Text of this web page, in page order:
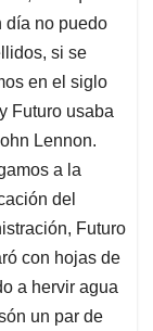
día no puedo
si se
en el siglo
Futuro usaba
Lennon.
a la
del
Futuro
con hojas de
a hervir agua
un par de